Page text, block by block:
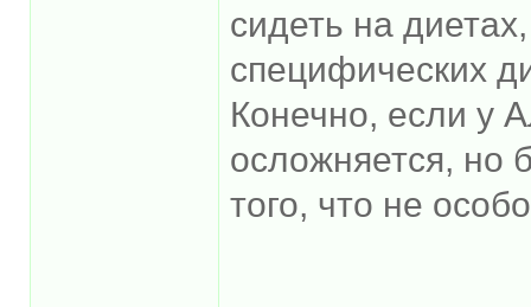
сидеть на
специфических
Конечно, если у
осложняется, но
того, что не